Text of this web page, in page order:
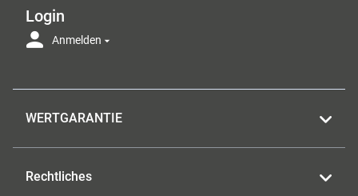
Login
Anmelden
WERTGARANTIE
Rechtliches